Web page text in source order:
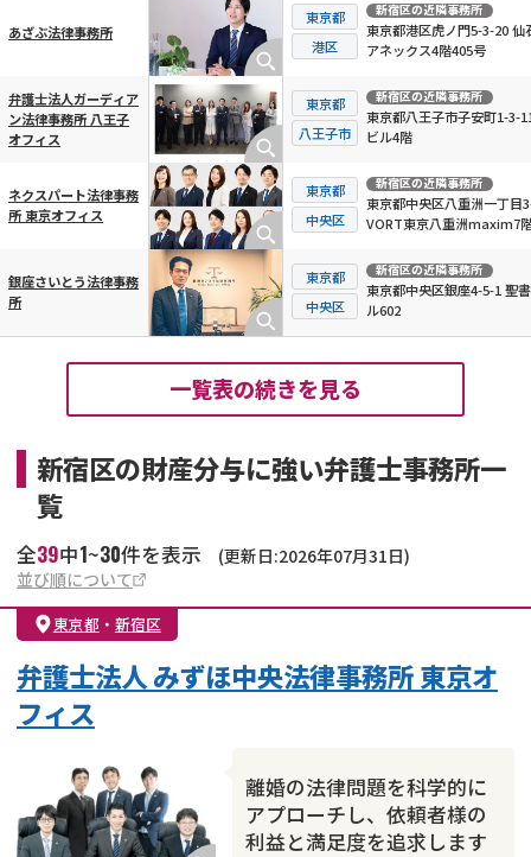
あざぶ法律事務所
東京都
港区
新宿区の近隣事務所
東京都港区虎ノ門5-3-20 仙
アネックス4階405号
弁護士法人ガーディア
ン法律事務所 八王子
オフィス
東京都
八王子市
新宿区の近隣事務所
東京都八王子市子安町1-3-
ビル4階
ネクスパート法律事務
所 東京オフィス
東京都
中央区
新宿区の近隣事務所
東京都中央区八重洲一丁目
VORT東京八重洲maxim7
銀座さいとう法律事務
所
東京都
中央区
新宿区の近隣事務所
東京都中央区銀座4-5-1 聖
ル602
一覧表の続きを見る
新宿区の財産分与に強い弁護士事務所一
覧
全39中1~30件を表示
(更新日:2026年07月31日)
並び順について
東京都 ・ 新宿区
離婚の法律問題を科学的に
アプローチし、依頼者様の
利益と満足度を追求します
弁護士法人 みずほ中央法律事務所 東京オ
フィス